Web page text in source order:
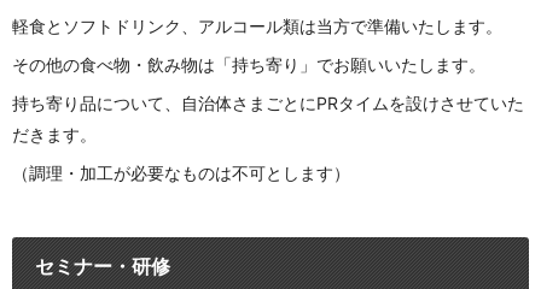
軽食とソフトドリンク、アルコール類は当方で準備いたします。
その他の食べ物・飲み物は「持ち寄り」でお願いいたします。
持ち寄り品について、自治体さまごとにPRタイムを設けさせていた
だきます。
（調理・加工が必要なものは不可とします）
セミナー・研修